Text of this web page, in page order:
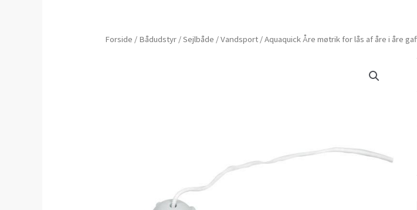
Forside / Bådudstyr/Sejlbåde /Vandsport/ Aquaquick Åre møtrik for lås af åre i åre